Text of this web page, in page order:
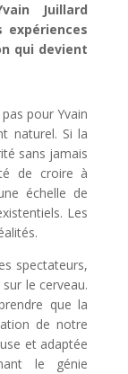
Juillard
expériences
qui devient
pas pour Yvain
naturel. Si la
sans jamais
de croire à
échelle de
Les
spectateurs,
le cerveau.
que la
de notre
et adaptée
le génie